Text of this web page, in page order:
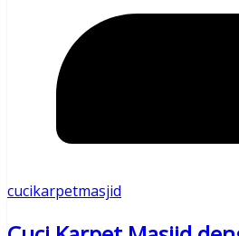
cucikarpetmasjid